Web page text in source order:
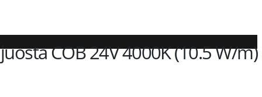
COB 24V 4000K (10.5 W/m)